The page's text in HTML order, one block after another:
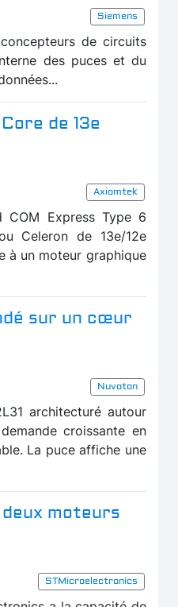
Siemens
de circuits
des puces et du
de 13e
Axiomtek
COM Express Type 6
Celeron de 13e/12e
à un moteur graphique
sur un cœur
Nuvoton
architecturé autour
croissante en
La puce affiche une
moteurs
STMicroelectronics